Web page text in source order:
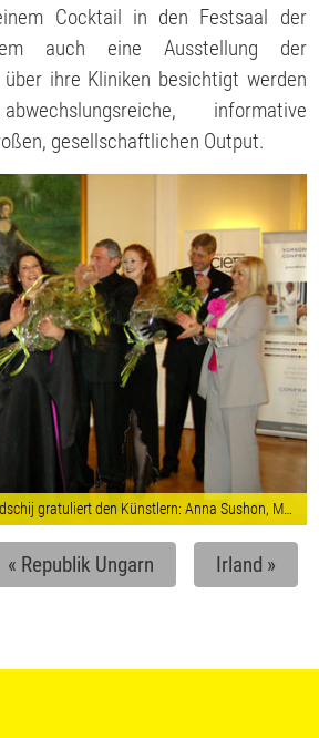
Cocktail in den Festsaal der
auch eine Ausstellung der
über ihre Kliniken besichtigt werden
informative
gesellschaftlichen Output.
V.l.n.r.: S.E. Stanislav Ossadschij gratuliert den Künstlern: Anna Sushon, Mariana Mescheriakova, Daniela del Monaco (mit Bruder). KR Mag. Julian M. Hadschieff und HK Mag. Gertrud Tauchhammer.
« Republik Ungarn Irland »